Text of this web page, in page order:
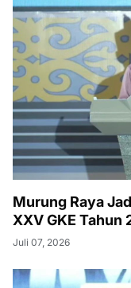
Murung Raya
XXV GKE Tahun
Juli 07, 2026